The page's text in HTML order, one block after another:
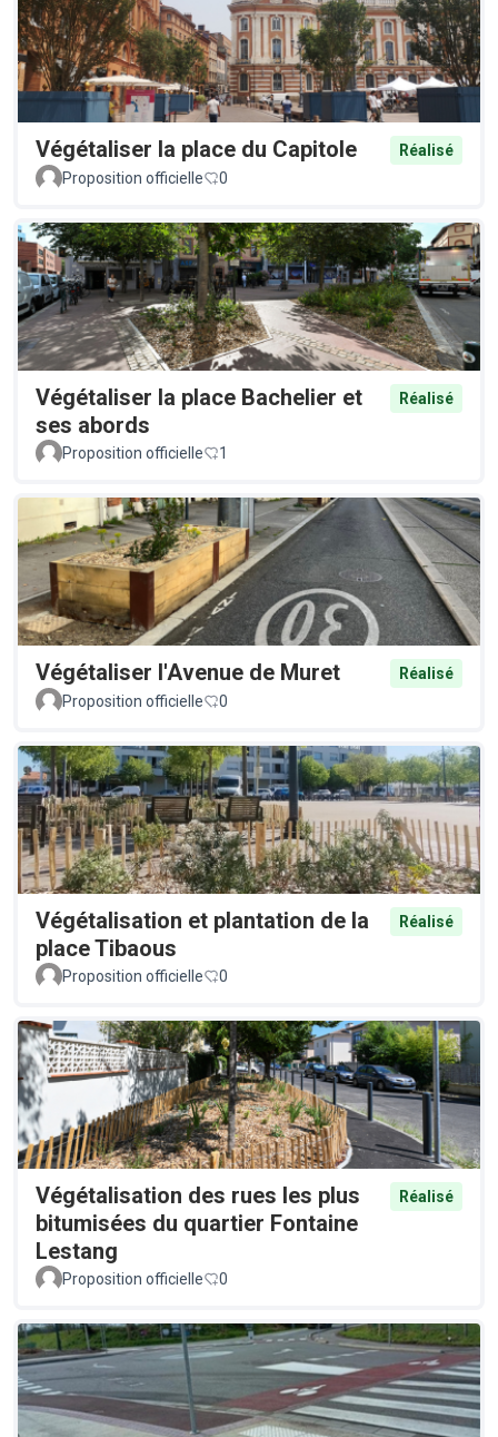
Végétaliser la place du Capitole
Réalisé
Proposition officielle
0
Végétaliser la place Bachelier et
ses abords
Réalisé
Proposition officielle 1
Végétaliser l'Avenue de Muret
Réalisé
Proposition officielle
0
Végétalisation et plantation de la
place Tibaous
Réalisé
Proposition officielle 0
Végétalisation des rues les plus
bitumisées du quartier Fontaine
Lestang
Réalisé
Proposition officielle 0